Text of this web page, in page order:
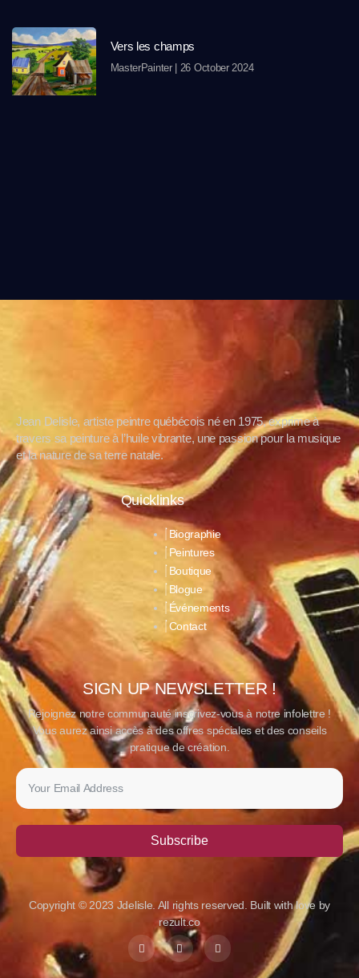
Vers les champs
MasterPainter 26 October 2024
Jean Delisle, artiste peintre québécois né en 1975, exprime à
travers sa peinture à l’huile vibrante, une passion pour la musique
et la nature de sa terre natale.
Quicklinks
Biographie
Peintures
Boutique
Blogue
Événements
Contact
SIGN UP NEWSLETTER !
Rejoignez notre communauté inscrivez-vous à notre infolettre !
Vous aurez ainsi accès à des offres spéciales et des conseils
pratique de création.
Subscribe
Copyright © 2023 Jdelisle. All rights reserved. Built with love by
rezult.co